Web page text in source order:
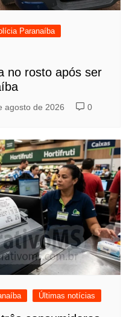
Paranaíba
no rosto após ser
agosto de 2026 0
Últimas notícias